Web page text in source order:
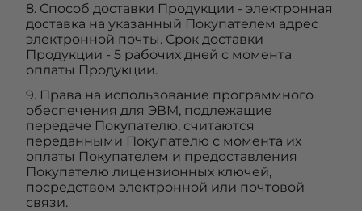
8. Способ доставки Продукции - электронная
доставка на указанный Покупателем адрес
электронной почты. Срок доставки
Продукции - 5 рабочих дней с момента
оплаты Продукции.
9. Права на использование программного
обеспечения для ЭВМ, подлежащие
передаче Покупателю, считаются
переданными Покупателю с момента их
оплаты Покупателем и предоставления
Покупателю лицензионных ключей,
посредством электронной или почтовой
связи.